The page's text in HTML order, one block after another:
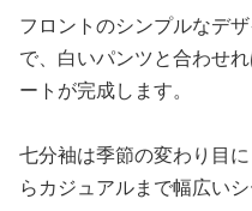
フロントのシンプルなデ
で、白いパンツと合わせ
ートが完成します。
七分袖は季節の変わり目
らカジュアルまで幅広い